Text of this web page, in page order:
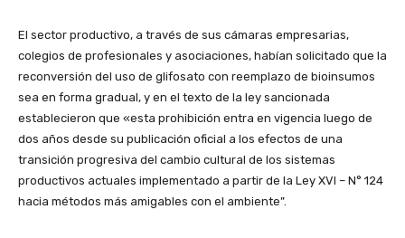
El sector productivo, a través de sus cámaras empresarias,
colegios de profesionales y asociaciones, habían solicitado que la
reconversión del uso de glifosato con reemplazo de bioinsumos
sea en forma gradual, y en el texto de la ley sancionada
establecieron que «esta prohibición entra en vigencia luego de
dos años desde su publicación oficial a los efectos de una
transición progresiva del cambio cultural de los sistemas
productivos actuales implementado a partir de la Ley XVI – N° 124
hacia métodos más amigables con el ambiente”.